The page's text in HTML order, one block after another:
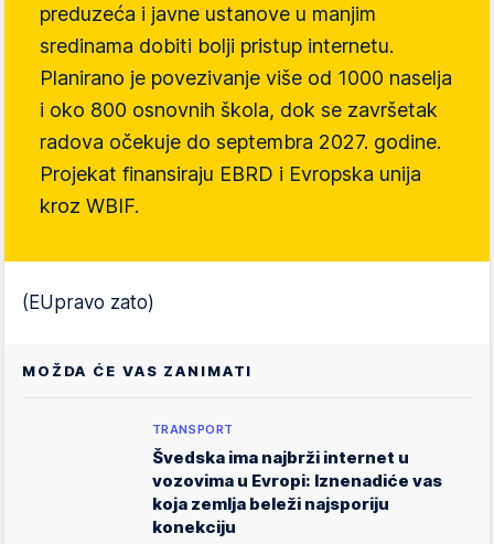
preduzeća i javne ustanove u manjim
sredinama dobiti bolji pristup internetu.
Planirano je povezivanje više od 1000 naselja
i oko 800 osnovnih škola, dok se završetak
radova očekuje do septembra 2027. godine.
Projekat finansiraju EBRD i Evropska unija
kroz WBIF.
(EUpravo zato)
MOŽDA ĆE VAS ZANIMATI
TRANSPORT
Švedska ima najbrži internet u
vozovima u Evropi: Iznenadiće vas
koja zemlja beleži najsporiju
konekciju